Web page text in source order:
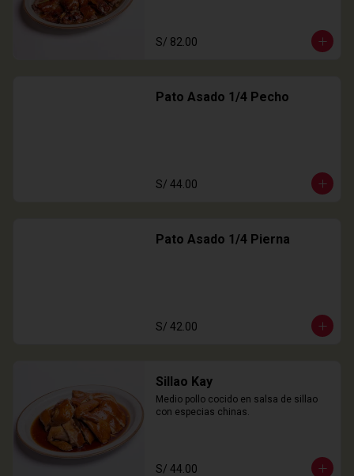
S/ 82.00
Pato Asado 1/4 Pecho
S/ 44.00
Pato Asado 1/4 Pierna
S/ 42.00
Sillao Kay
Medio pollo cocido en salsa de sillao
con especias chinas.
S/ 44.00